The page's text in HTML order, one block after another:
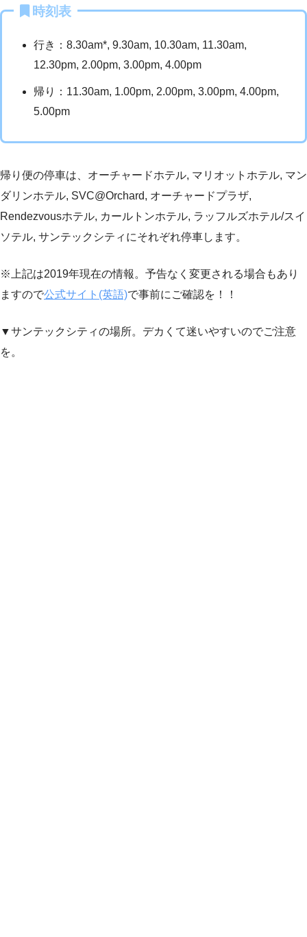
時刻表
行き：8.30am*, 9.30am, 10.30am, 11.30am,
12.30pm, 2.00pm, 3.00pm, 4.00pm
帰り：11.30am, 1.00pm, 2.00pm, 3.00pm, 4.00pm,
5.00pm
帰り便の停車は、オーチャードホテル, マリオットホテル, マン
ダリンホテル, SVC@Orchard, オーチャードプラザ,
Rendezvousホテル, カールトンホテル, ラッフルズホテル/スイ
ソテル, サンテックシティにそれぞれ停車します。
※上記は2019年現在の情報。予告なく変更される場合もあり
ますので公式サイト(英語)で事前にご確認を！！
▼サンテックシティの場所。デカくて迷いやすいのでご注意
を。